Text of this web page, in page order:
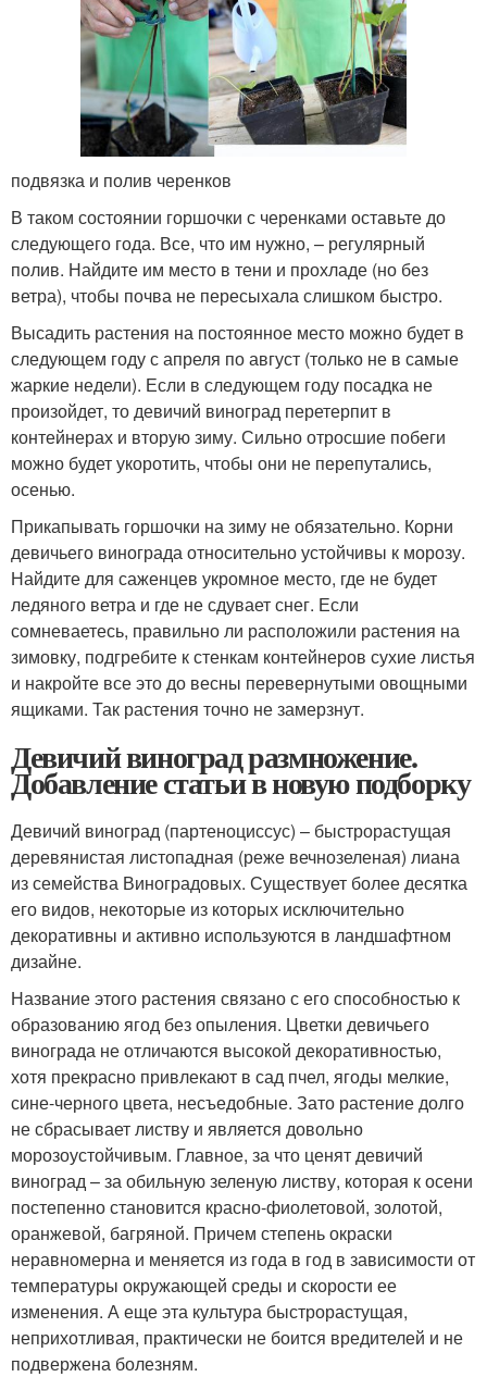
подвязка и полив черенков
В таком состоянии горшочки с черенками оставьте до
следующего года. Все, что им нужно, – регулярный
полив. Найдите им место в тени и прохладе (но без
ветра), чтобы почва не пересыхала слишком быстро.
Высадить растения на постоянное место можно будет в
следующем году с апреля по август (только не в самые
жаркие недели). Если в следующем году посадка не
произойдет, то девичий виноград перетерпит в
контейнерах и вторую зиму. Сильно отросшие побеги
можно будет укоротить, чтобы они не перепутались,
осенью.
Прикапывать горшочки на зиму не обязательно. Корни
девичьего винограда относительно устойчивы к морозу.
Найдите для саженцев укромное место, где не будет
ледяного ветра и где не сдувает снег. Если
сомневаетесь, правильно ли расположили растения на
зимовку, подгребите к стенкам контейнеров сухие листья
и накройте все это до весны перевернутыми овощными
ящиками. Так растения точно не замерзнут.
Девичий виноград размножение.
Добавление статьи в новую подборку
Девичий виноград (партеноциссус) – быстрорастущая
деревянистая листопадная (реже вечнозеленая) лиана
из семейства Виноградовых. Существует более десятка
его видов, некоторые из которых исключительно
декоративны и активно используются в ландшафтном
дизайне.
Название этого растения связано с его способностью к
образованию ягод без опыления. Цветки девичьего
винограда не отличаются высокой декоративностью,
хотя прекрасно привлекают в сад пчел, ягоды мелкие,
сине-черного цвета, несъедобные. Зато растение долго
не сбрасывает листву и является довольно
морозоустойчивым. Главное, за что ценят девичий
виноград – за обильную зеленую листву, которая к осени
постепенно становится красно-фиолетовой, золотой,
оранжевой, багряной. Причем степень окраски
неравномерна и меняется из года в год в зависимости от
температуры окружающей среды и скорости ее
изменения. А еще эта культура быстрорастущая,
неприхотливая, практически не боится вредителей и не
подвержена болезням.